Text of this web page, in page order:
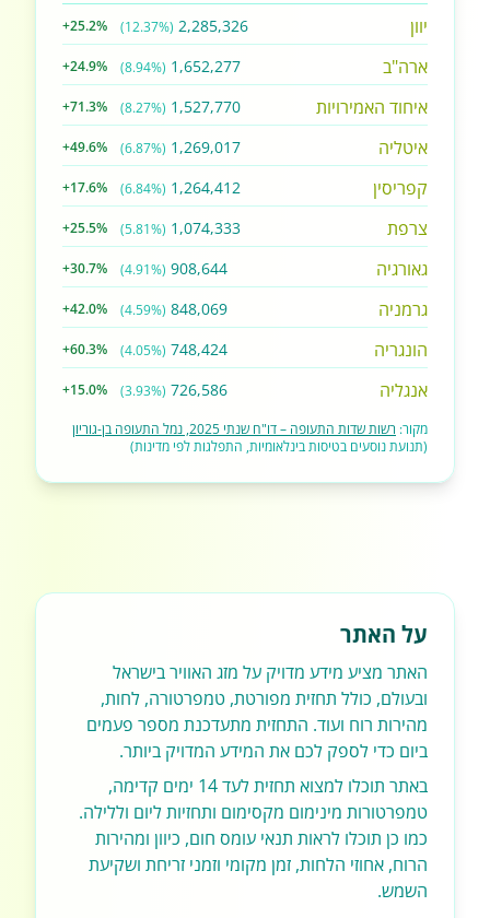
יוון 2,285,326
(12.37%)
+25.2%
ארה"ב 1,652,277
(8.94%)
+24.9%
איחוד האמירויות 1,527,770
(8.27%)
+71.3%
איטליה 1,269,017
(6.87%)
+49.6%
קפריסין 1,264,412
(6.84%)
+17.6%
צרפת 1,074,333
(5.81%)
+25.5%
גאורגיה 908,644
(4.91%)
+30.7%
גרמניה 848,069
(4.59%)
+42.0%
הונגריה 748,424
(4.05%)
+60.3%
אנגליה 726,586
(3.93%)
+15.0%
מקור: רשות שדות התעופה – דו"ח שנתי 2025, נמל התעופה בן-גוריון
(תנועת נוסעים בטיסות בינלאומיות, התפלגות לפי מדינות)
על האתר
האתר מציע מידע מדויק על מזג האוויר בישראל
ובעולם, כולל תחזית מפורטת, טמפרטורה, לחות,
מהירות רוח ועוד. התחזית מתעדכנת מספר פעמים
ביום כדי לספק לכם את המידע המדויק ביותר.
באתר תוכלו למצוא תחזית לעד 14 ימים קדימה,
טמפרטורות מינימום מקסימום ותחזיות ליום וללילה.
כמו כן תוכלו לראות תנאי עומס חום, כיוון ומהירות
הרוח, אחוזי הלחות, זמן מקומי וזמני זריחת ושקיעת
השמש.